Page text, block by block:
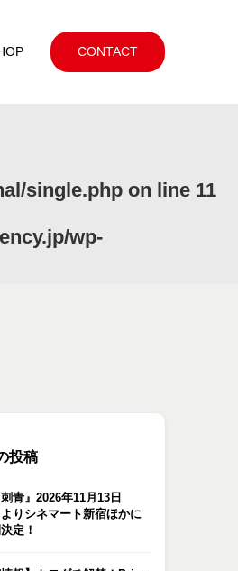
CONTACT
single.phpon line 11
wp-
投稿
青』2026年11月13日
よりシネマート新宿ほかに
定！